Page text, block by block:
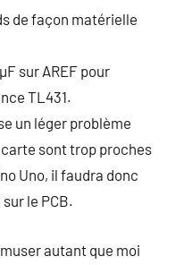
de façon matérielle
sur AREF pour
TL431.
un léger problème
sont trop proches
Uno, il faudra donc
le PCB.
autant que moi